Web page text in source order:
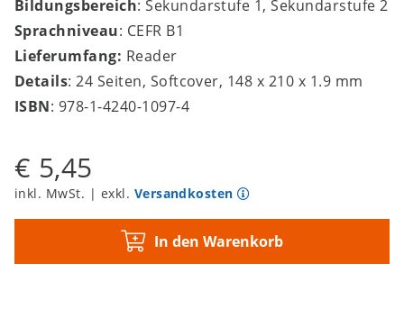
Bildungsbereich: Sekundarstufe 1, Sekundarstufe 2
Sprachniveau: CEFR B1
Lieferumfang: Reader
Details: 24 Seiten, Softcover, 148 x 210 x 1.9 mm
ISBN: 978-1-4240-1097-4
€ 5,45
inkl. MwSt. | exkl. Versandkosten
In den Warenkorb